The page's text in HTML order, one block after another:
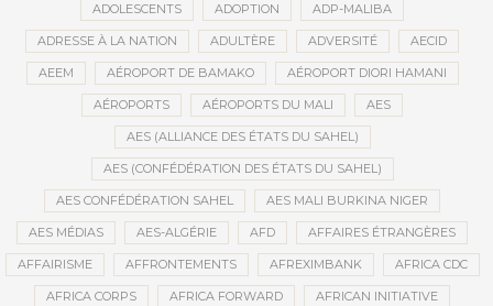
ADOLESCENTS ADOPTION ADP-MALIBA
ADRESSE À LA NATION ADULTÈRE ADVERSITÉ AECID
AEEM AÉROPORT DE BAMAKO AÉROPORT DIORI HAMANI
AÉROPORTS AÉROPORTS DU MALI AES
AES (ALLIANCE DES ÉTATS DU SAHEL)
AES (CONFÉDÉRATION DES ÉTATS DU SAHEL)
AES CONFÉDÉRATION SAHEL AES MALI BURKINA NIGER
AES MÉDIAS AES-ALGÉRIE AFD AFFAIRES ÉTRANGÈRES
AFFAIRISME AFFRONTEMENTS AFREXIMBANK AFRICA CDC
AFRICA CORPS AFRICA FORWARD AFRICAN INITIATIVE